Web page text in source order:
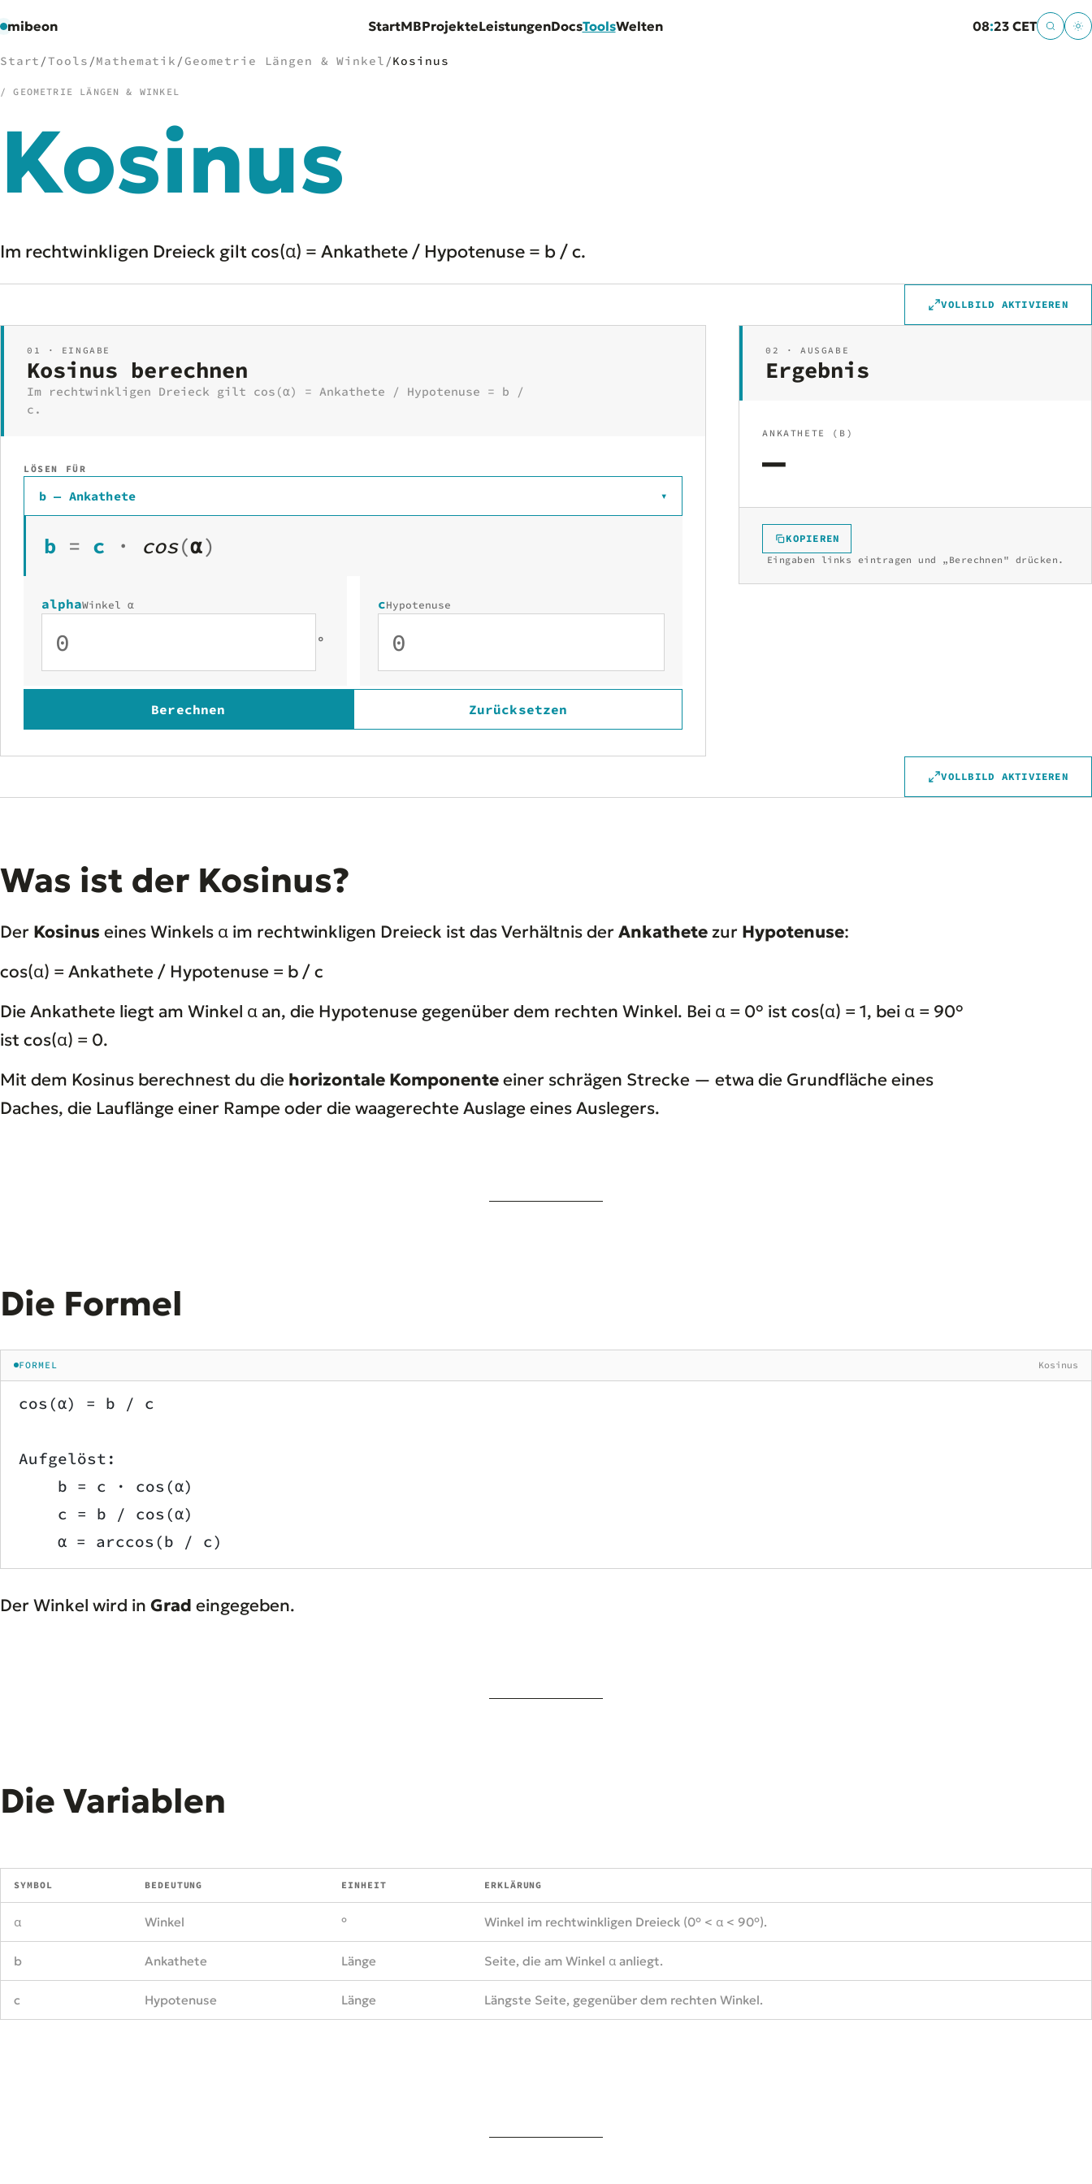
mibeon StartMBProjekteLeistungenDocsToolsWelten 08:23 CET
01Start
MB
04Leistungen
Docs
06Tools
Start /Tools /Mathematik /Geometrie Längen & Winkel /Kosinus
/ GEOMETRIE LÄNGEN & WINKEL
Kosinus
Im rechtwinkligen Dreieck gilt cos(α) = Ankathete / Hypotenuse = b / c.
VOLLBILD AKTIVIEREN
01 · EINGABE
Kosinus berechnen
Im rechtwinkligen Dreieck gilt cos(α) = Ankathete / Hypotenuse = b /
c.
LÖSEN FÜR
b — Ankathete ▾
b = c · cos(α)
alphaWinkel α
°
cHypotenuse
Berechnen Zurücksetzen
02 · AUSGABE
Ergebnis
ANKATHETE (B)
—
KOPIEREN
Eingaben links eintragen und „Berechnen" drücken.
VOLLBILD AKTIVIEREN
Was ist der Kosinus?
Der Kosinus eines Winkels α im rechtwinkligen Dreieck ist das Verhältnis der Ankathete zur Hypotenuse:
cos(α) = Ankathete / Hypotenuse = b / c
Die Ankathete liegt am Winkel α an, die Hypotenuse gegenüber dem rechten Winkel. Bei α = 0° ist cos(α) = 1, bei α = 90°
ist cos(α) = 0.
Mit dem Kosinus berechnest du die horizontale Komponenteeiner schrägen Strecke — etwa die Grundfläche eines
Daches, die Lauflänge einer Rampe oder die waagerechte Auslage eines Auslegers.
Die Formel
FORMEL Kosinus
cos(α) = b / c
Aufgelöst:
    b = c · cos(α)
    c = b / cos(α)
    α = arccos(b / c)
Der Winkel wird in Grad eingegeben.
Die Variablen
SYMBOL BEDEUTUNG EINHEIT ERKLÄRUNG
α Winkel ° Winkel im rechtwinkligen Dreieck (0° < α < 90°).
b Ankathete Länge Seite, die am Winkel α anliegt.
c Hypotenuse Länge Längste Seite, gegenüber dem rechten Winkel.